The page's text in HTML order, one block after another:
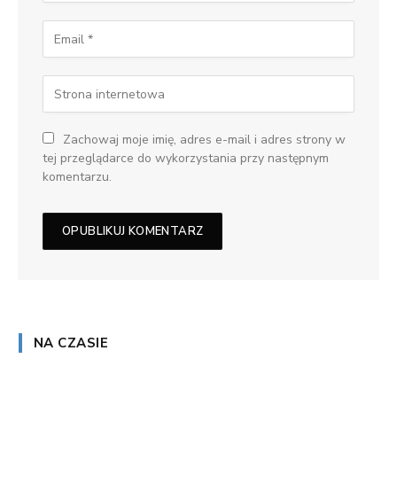
Zachowaj moje imię, adres e-mail i adres strony w
tej przeglądarce do wykorzystania przy następnym
komentarzu.
NA CZASIE